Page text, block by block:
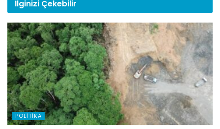
İlginizi Çekebilir
POLITIKA